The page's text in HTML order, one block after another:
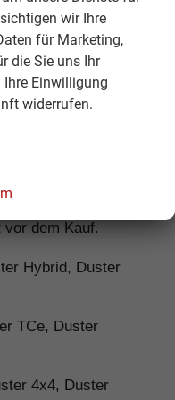
Für wen lohnt
robustes SUV mit
suchen.
Motorisierung,
und
dem Kauf.
Hybrid, Duster
TCe, Duster
4x4, Duster
wir Ihre
für Marketing,
die Sie uns Ihr
Ihre Einwilligung
widerrufen.